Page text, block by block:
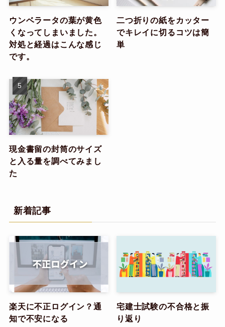
ウンベラータの葉が黄色
くなってしまいました。
対処と経過はこんな感じ
です。
二つ折りの紙をカッター
でキレイに切るコツは簡
単
現金書留の封筒のサイズ
と入る量を調べてみまし
た
新着記事
楽天に不正ログイン？通
知で不安になる
宅建士試験の不合格と振
り返り